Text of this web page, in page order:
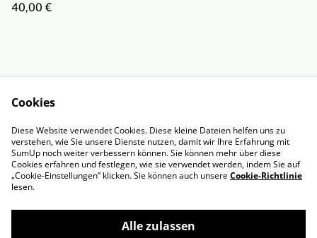
40,00 €
Bestimmungen
ungen von SumUp
Cookie-Richtlinie
Impressum
Cookies
Diese Website verwendet Cookies. Diese kleine Dateien helfen uns zu
verstehen, wie Sie unsere Dienste nutzen, damit wir Ihre Erfahrung mit
SumUp noch weiter verbessern können. Sie können mehr über diese
Cookies erfahren und festlegen, wie sie verwendet werden, indem Sie auf
„Cookie-Einstellungen” klicken. Sie können auch unsereCookie-Richtlinie
lesen.
Alle zulassen